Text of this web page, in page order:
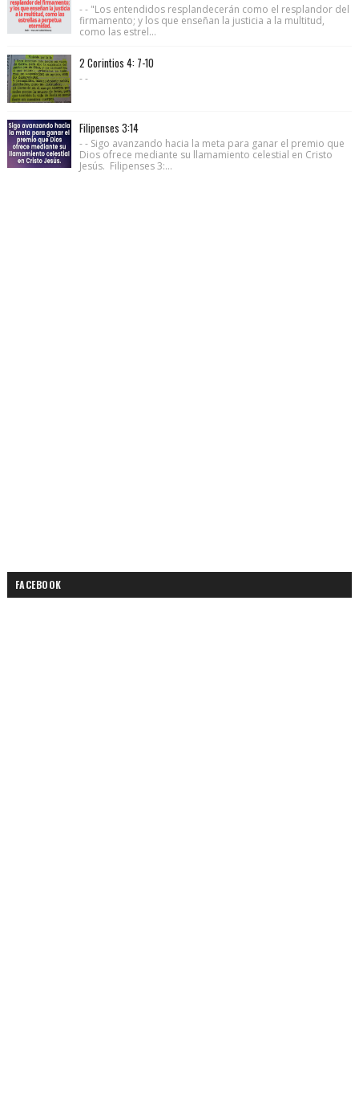
- - "Los entendidos resplandecerán como el resplandor del
firmamento; y los que enseñan la justicia a la multitud,
como las estrel...
2 Corintios 4: 7-10
- -
Filipenses 3:14
- - Sigo avanzando hacia la meta para ganar el premio que
Dios ofrece mediante su llamamiento celestial en Cristo
Jesús. Filipenses 3:...
FACEBOOK